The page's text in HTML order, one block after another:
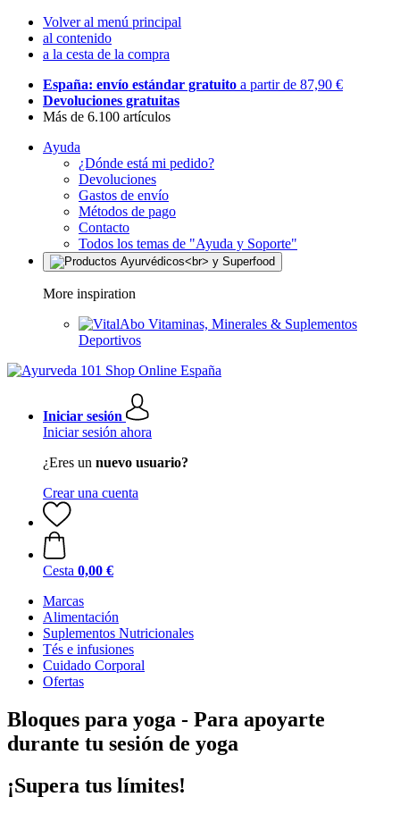
Volver al menú principal
al contenido
a la cesta de la compra
España: envío estándar gratuito a partir de 87,90 €
Devoluciones gratuitas
Más de 6.100 artículos
Ayuda
¿Dónde está mi pedido?
Devoluciones
Gastos de envío
Métodos de pago
Contacto
Todos los temas de "Ayuda y Soporte"
More inspiration
Vitaminas, Minerales & Suplementos
Deportivos
Iniciar sesión
Iniciar sesión ahora
¿Eres un nuevo usuario?
Crear una cuenta
Cesta 0,00 €
Marcas
Alimentación
Suplementos Nutricionales
Tés e infusiones
Cuidado Corporal
Ofertas
Bloques para yoga - Para apoyarte
durante tu sesión de yoga
¡Supera tus límites!